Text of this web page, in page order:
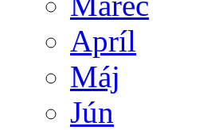
Apríl
Máj
Jún